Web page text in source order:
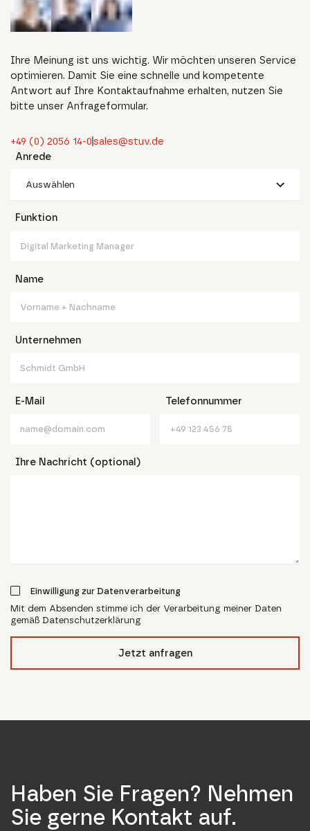
Ihre Meinung ist uns wichtig. Wir möchten unseren Service
optimieren. Damit Sie eine schnelle und kompetente
Antwort auf Ihre Kontaktaufnahme erhalten, nutzen Sie
bitte unser Anfrageformular.
+49 (0) 2056 14-0sales@stuv.de
Anrede
Auswählen
Funktion
Name
Unternehmen
E-Mail Telefonnummer
Ihre Nachricht (optional)
Einwilligung zur Datenverarbeitung
Mit dem Absenden stimme ich der Verarbeitung meiner Daten
gemäß Datenschutzerklärung
Jetzt anfragen
Haben Sie Fragen? Nehmen
Sie gerne Kontakt auf.